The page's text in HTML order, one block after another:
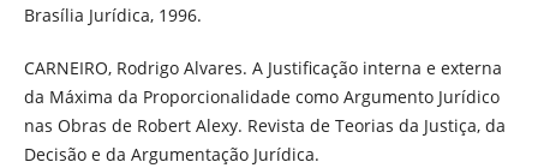
Brasília Jurídica, 1996.
CARNEIRO, Rodrigo Alvares. A Justificação interna e externa
da Máxima da Proporcionalidade como Argumento Jurídico
nas Obras de Robert Alexy. Revista de Teorias da Justiça, da
Decisão e da Argumentação Jurídica.